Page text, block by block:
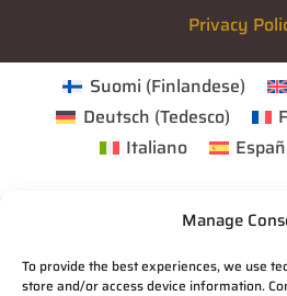
Manage
To provide the best experiences, we use
store and/or access device information.
Privacy
Suomi (Finlandese)
Deutsch (Tedesco)
Italiano